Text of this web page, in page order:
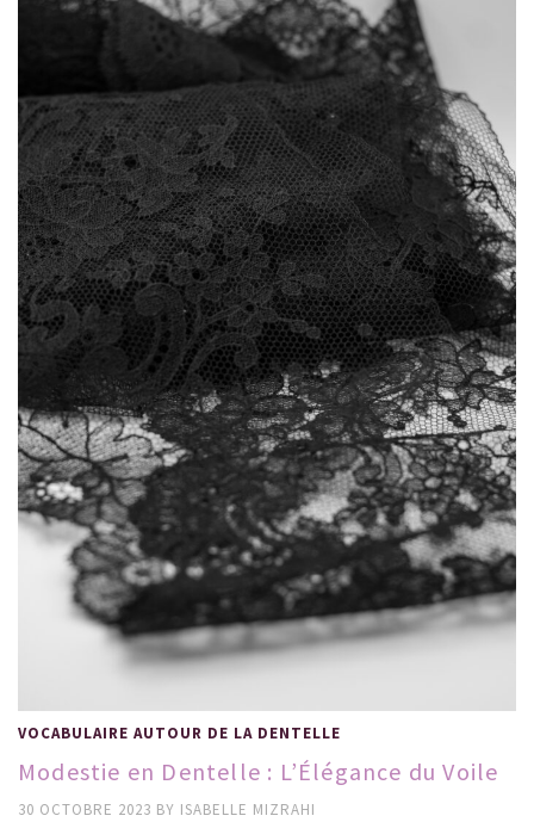
VOCABULAIRE AUTOUR DE LA DENTELLE
Modestie en Dentelle : L’Élégance du Voile
30 OCTOBRE 2023 BY ISABELLE MIZRAHI